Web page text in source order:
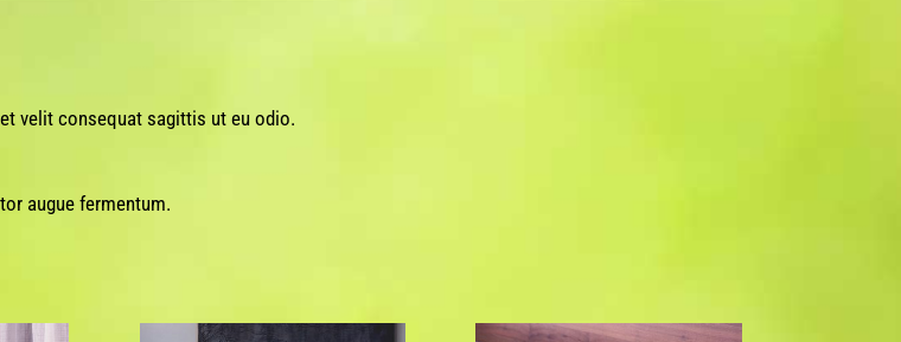
velit consequat sagittis ut eu odio.
augue fermentum.